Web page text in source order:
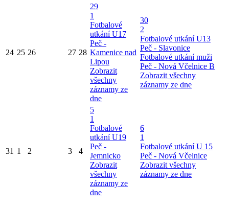
24 25 26 27 28
29
1
Fotbalové
utkání U17
Peč -
Kamenice nad
Lipou
Zobrazit
všechny
záznamy ze
dne
30
2
Fotbalové utkání U13
Peč - Slavonice
Fotbalové utkání muži
Peč - Nová Včelnice B
Zobrazit všechny
záznamy ze dne
31 1 2 3 4
5
1
Fotbalové
utkání U19
Peč -
Jemnicko
Zobrazit
všechny
záznamy ze
dne
6
1
Fotbalové utkání U 15
Peč - Nová Včelnice
Zobrazit všechny
záznamy ze dne